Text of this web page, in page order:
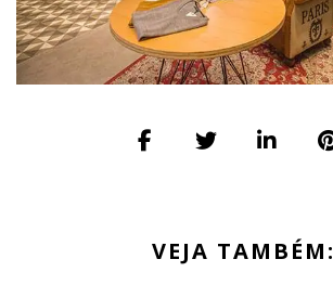
VEJA TAMBÉM: